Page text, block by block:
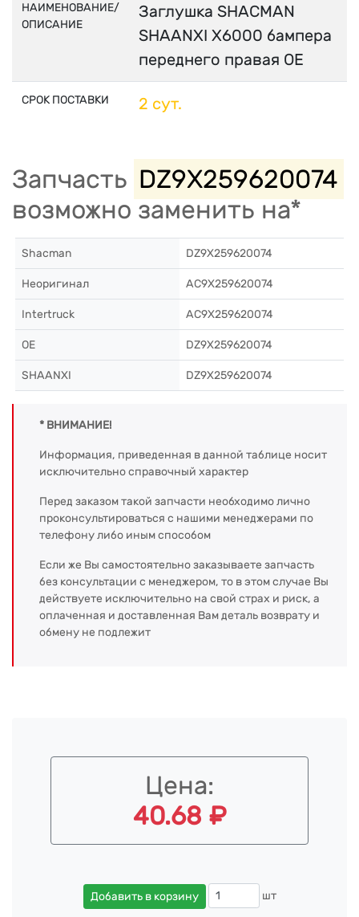
НАИМЕНОВАНИЕ/
ОПИСАНИЕ
Заглушка SHACMAN
SHAANXI X6000 бампера
переднего правая OE
СРОК ПОСТАВКИ 2 сут.
Запчасть DZ9X259620074
возможно заменить на*
Shacman DZ9X259620074
Неоригинал AC9X259620074
Intertruck AC9X259620074
OE DZ9X259620074
SHAANXI DZ9X259620074
* ВНИМАНИЕ!
Информация, приведенная в данной таблице носит
исключительно справочный характер
Перед заказом такой запчасти необходимо лично
проконсультироваться с нашими менеджерами по
телефону либо иным способом
Если же Вы самостоятельно заказываете запчасть
без консультации с менеджером, то в этом случае Вы
действуете исключительно на свой страх и риск, а
оплаченная и доставленная Вам деталь возврату и
обмену не подлежит
Цена:
40.68 ₽
Добавить в корзину шт